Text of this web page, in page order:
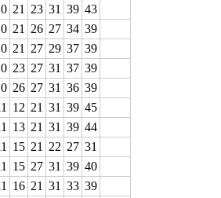
21 23 31 39 43
21 26 27 34 39
21 27 29 37 39
23 27 31 37 39
26 27 31 36 39
12 21 31 39 45
13 21 31 39 44
15 21 22 27 31
15 27 31 39 40
16 21 31 33 39